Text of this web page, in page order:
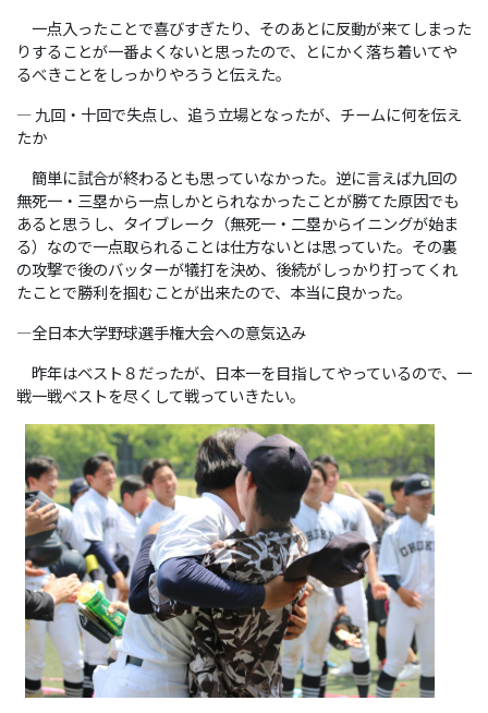
一点入ったことで喜びすぎたり、そのあとに反動が来てしまった
りすることが一番よくないと思ったので、とにかく落ち着いてや
るべきことをしっかりやろうと伝えた。
― 九回・十回で失点し、追う立場となったが、チームに何を伝え
たか
簡単に試合が終わるとも思っていなかった。逆に言えば九回の
無死一・三塁から一点しかとられなかったことが勝てた原因でも
あると思うし、タイブレーク（無死一・二塁からイニングが始ま
る）なので一点取られることは仕方ないとは思っていた。その裏
の攻撃で後のバッターが犠打を決め、後続がしっかり打ってくれ
たことで勝利を掴むことが出来たので、本当に良かった。
―全日本大学野球選手権大会への意気込み
昨年はベスト８だったが、日本一を目指してやっているので、一
戦一戦ベストを尽くして戦っていきたい。